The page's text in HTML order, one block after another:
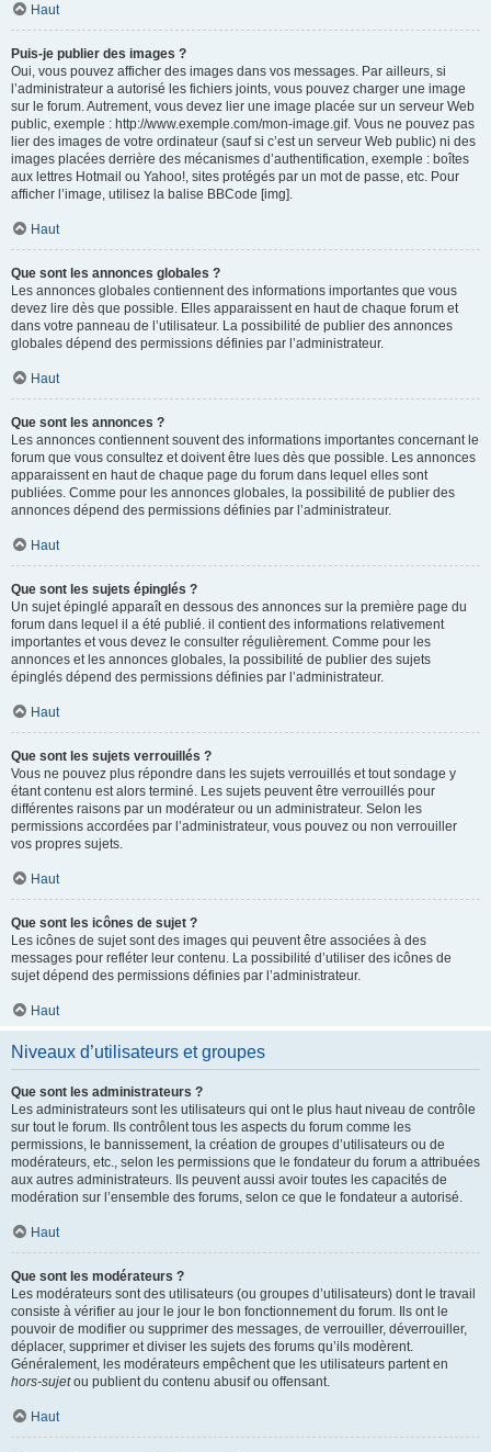
Haut
Puis-je publier des images ?
Oui, vous pouvez afficher des images dans vos messages. Par ailleurs, si
l’administrateur a autorisé les fichiers joints, vous pouvez charger une image
sur le forum. Autrement, vous devez lier une image placée sur un serveur Web
public, exemple : http://www.exemple.com/mon-image.gif. Vous ne pouvez pas
lier des images de votre ordinateur (sauf si c’est un serveur Web public) ni des
images placées derrière des mécanismes d’authentification, exemple : boîtes
aux lettres Hotmail ou Yahoo!, sites protégés par un mot de passe, etc. Pour
afficher l’image, utilisez la balise BBCode [img].
Haut
Que sont les annonces globales ?
Les annonces globales contiennent des informations importantes que vous
devez lire dès que possible. Elles apparaissent en haut de chaque forum et
dans votre panneau de l’utilisateur. La possibilité de publier des annonces
globales dépend des permissions définies par l’administrateur.
Haut
Que sont les annonces ?
Les annonces contiennent souvent des informations importantes concernant le
forum que vous consultez et doivent être lues dès que possible. Les annonces
apparaissent en haut de chaque page du forum dans lequel elles sont
publiées. Comme pour les annonces globales, la possibilité de publier des
annonces dépend des permissions définies par l’administrateur.
Haut
Que sont les sujets épinglés ?
Un sujet épinglé apparaît en dessous des annonces sur la première page du
forum dans lequel il a été publié. il contient des informations relativement
importantes et vous devez le consulter régulièrement. Comme pour les
annonces et les annonces globales, la possibilité de publier des sujets
épinglés dépend des permissions définies par l’administrateur.
Haut
Que sont les sujets verrouillés ?
Vous ne pouvez plus répondre dans les sujets verrouillés et tout sondage y
étant contenu est alors terminé. Les sujets peuvent être verrouillés pour
différentes raisons par un modérateur ou un administrateur. Selon les
permissions accordées par l’administrateur, vous pouvez ou non verrouiller
vos propres sujets.
Haut
Que sont les icônes de sujet ?
Les icônes de sujet sont des images qui peuvent être associées à des
messages pour refléter leur contenu. La possibilité d’utiliser des icônes de
sujet dépend des permissions définies par l’administrateur.
Haut
Niveaux d’utilisateurs et groupes
Que sont les administrateurs ?
Les administrateurs sont les utilisateurs qui ont le plus haut niveau de contrôle
sur tout le forum. Ils contrôlent tous les aspects du forum comme les
permissions, le bannissement, la création de groupes d’utilisateurs ou de
modérateurs, etc., selon les permissions que le fondateur du forum a attribuées
aux autres administrateurs. Ils peuvent aussi avoir toutes les capacités de
modération sur l’ensemble des forums, selon ce que le fondateur a autorisé.
Haut
Que sont les modérateurs ?
Les modérateurs sont des utilisateurs (ou groupes d’utilisateurs) dont le travail
consiste à vérifier au jour le jour le bon fonctionnement du forum. Ils ont le
pouvoir de modifier ou supprimer des messages, de verrouiller, déverrouiller,
déplacer, supprimer et diviser les sujets des forums qu’ils modèrent.
Généralement, les modérateurs empêchent que les utilisateurs partent en
hors-sujetou publient du contenu abusif ou offensant.
Haut